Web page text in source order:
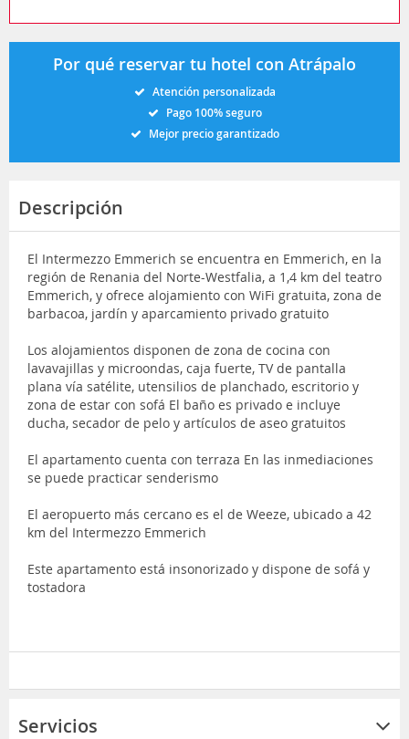
Por qué reservar tu hotel con Atrápalo
Atención personalizada
Pago 100% seguro
Mejor precio garantizado
Descripción
El Intermezzo Emmerich se encuentra en Emmerich, en la
región de Renania del Norte-Westfalia, a 1,4 km del teatro
Emmerich, y ofrece alojamiento con WiFi gratuita, zona de
barbacoa, jardín y aparcamiento privado gratuito
Los alojamientos disponen de zona de cocina con
lavavajillas y microondas, caja fuerte, TV de pantalla
plana vía satélite, utensilios de planchado, escritorio y
zona de estar con sofá El baño es privado e incluye
ducha, secador de pelo y artículos de aseo gratuitos
El apartamento cuenta con terraza En las inmediaciones
se puede practicar senderismo
El aeropuerto más cercano es el de Weeze, ubicado a 42
km del Intermezzo Emmerich
Este apartamento está insonorizado y dispone de sofá y
tostadora
Servicios